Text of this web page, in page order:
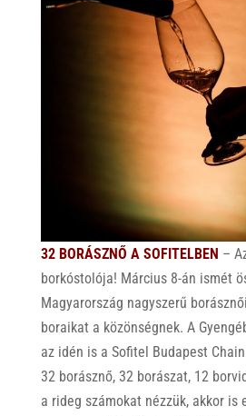
32 BORÁSZNŐ A SOFITELBEN –
borkóstolója! Március 8-án ismét
Magyarország nagyszerű
boraikat a közönségnek. A
az idén is a Sofitel Budapest
32 borásznő, 32 borászat, 12
a rideg számokat nézzük, akkor is